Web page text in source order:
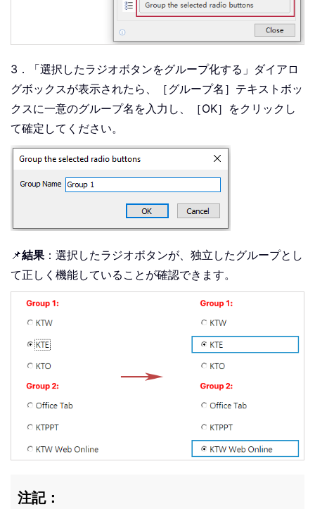
3．「選択したラジオボタンをグループ化する」ダイアロ
グボックスが表示されたら、［グループ名］テキストボッ
クスに一意のグループ名を入力し、［OK］をクリックし
て確定してください。
📌結果：選択したラジオボタンが、独立したグループとし
て正しく機能していることが確認できます。
注記：